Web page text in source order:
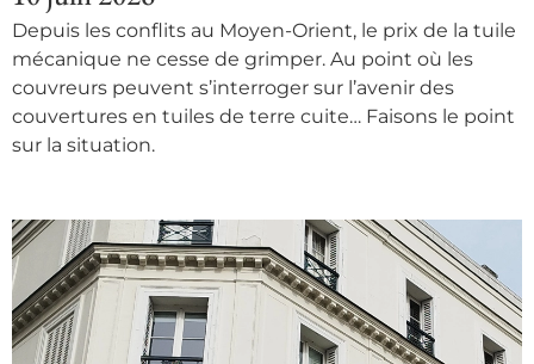
Depuis les conflits au Moyen-Orient, le prix de la tuile
mécanique ne cesse de grimper. Au point où les
couvreurs peuvent s’interroger sur l’avenir des
couvertures en tuiles de terre cuite… Faisons le point
sur la situation.